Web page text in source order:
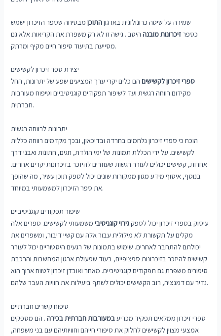
שמירה על שיטה כרונולוגית בארגוןהתוכןמבטיחה שספר הזיכרון ישמש
כספרזיכרונות מובנההיטב . גישה זו לא רק משפרת את הקריאות אלא גם
מסייעת בתיעוד סיפור חיים מקיף ומרתק.
יצירת ספר זיכרון לקשישים
ספרי זיכרון לקשישיםהם כלים יקרי ערך המציעים שפע של יתרונות, החל
מקידום רווחה רגשית ועד לשיפור תפקודים קוגניטיביים וטיפוח מעורבות
חברתית.
יתרונות לרווחה רגשית
הוכח כי ספרי זיכרון נלחמים בחרדה ובדיכאון, ובכך מקדמים רווחה כללית
לקשישים. על ידי הכללת תמונות של ימי הולדת, חגים, חתונות ואבני דרך
אחרות, קשישים יכולים לעורר רגשות שעוזרים להיזכר בזיכרונות יקרים אחרים.
בנוסף, איסוף מידע מגוון ממקורות שונים יכול לספק תוכן עשיר, מה שהופך
את ספר הזיכרון למשמעותי במיוחד.
שיפור תפקודים קוגניטיביים
עיסוק בספרי זיכרון יכול לספקגירוי קוגניטיבימשמעותי לקשישים. ספרים אלה
מקלים על תקשורת לא מילולית עבור אלה עם קשיי דיבור, ומשפרים את
יכולתם להתחבר לאחרים. שימוש בתמונות של רגעים היסטוריים יכול לעורר
קשישים להיזכר בזיכרונות ספציפיים, בעוד שפעולת ארגון המחשבות והרכבת
סיפורים משפרת גם תפקודים קוגניטיביים. מאחר ואובדן זיכרון לטווח ארוך הוא
נדיר עם דמנציה, רוב הקשישים יכולים לשתף ביעילות את חוויות העבר שלהם.
טיפוח קשרים חברתיים
ספרי זיכרון ממלאים תפקיד מכריע במעורבות חברתית בכירה. הם מספקים
אמצעי מצוין לקשישים לחלוק את סיפורי חייהם וחוויותיהם עם בני משפחה,